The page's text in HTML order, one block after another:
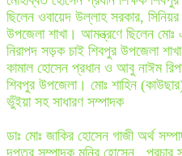
ছিলেন ওবায়েদ উল্লাহ সরকার,
উপজেলা শাখা। আমন্ত্রণে ছিলেন মোঃ
নিরাপদ সড়ক চাই শিবপুর উপজেলা
কামাল হোসেন প্রধান ও আবু নাঈম
শিবপুর উপজেলা। মোঃ শাহিন
ভুঁইয়া সহ সাধারণ সম্পাদক
ডাঃ মোঃ জাকির হোসেন গাজী অর্থ